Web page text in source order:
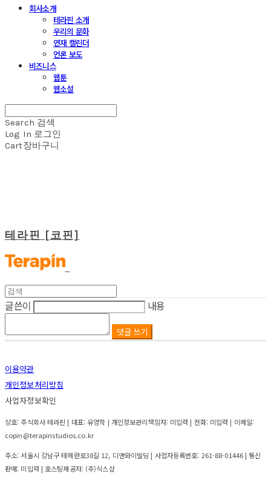
회사소개
테라핀 소개
우리의 문화
연재 캘린더
언론 보도
비즈니스
웹툰
웹소설
Search 검색
Log In 로그인
Cart장바구니
테라핀 [코핀]
글쓴이 내용
댓글 쓰기
이용약관
개인정보처리방침
사업자정보확인
상호: 주식회사 테라핀 | 대표: 유영학 | 개인정보관리책임자: 미입력 | 전화: 미입력 | 이메일:
copin@terapinstudios.co.kr
주소: 서울시 강남구 테헤란로38길 12, 디앤와이빌딩 | 사업자등록번호: 261-88-01446| 통신
판매: 미입력 | 호스팅제공자: (주)식스샵